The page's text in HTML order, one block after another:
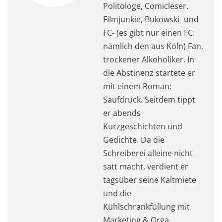
Politologe, Comicleser,
Filmjunkie, Bukowski- und
FC- (es gibt nur einen FC:
nämlich den aus Köln) Fan,
trockener Alkoholiker. In
die Abstinenz startete er
mit einem Roman:
Saufdruck. Seitdem tippt
er abends
Kurzgeschichten und
Gedichte. Da die
Schreiberei alleine nicht
satt macht, verdient er
tagsüber seine Kaltmiete
und die
Kühlschrankfüllung mit